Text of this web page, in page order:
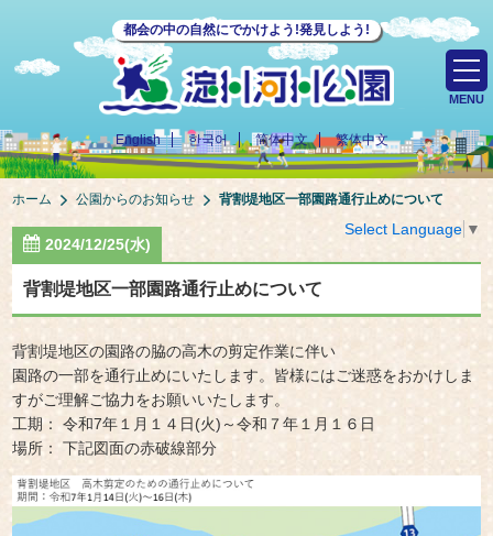
都会の中の自然にでかけよう!発見しよう!
English 한국어 简体中文 繁体中文
MENU
ホーム 公園からのお知らせ 背割堤地区一部園路通行止めについて
Select Language ▼
2024/12/25(水)
背割堤地区一部園路通行止めについて
背割堤地区の園路の脇の高木の剪定作業に伴い
園路の一部を通行止めにいたします。皆様にはご迷惑をおかけしま
すがご理解ご協力をお願いいたします。
工期： 令和7年１月１４日(火)～令和７年１月１６日
場所： 下記図面の赤破線部分